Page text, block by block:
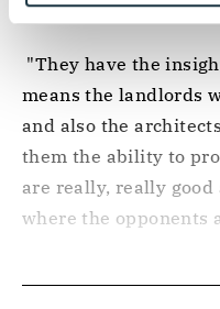
means the landlords
and also the
them the ability to
are really, really
where the opponents